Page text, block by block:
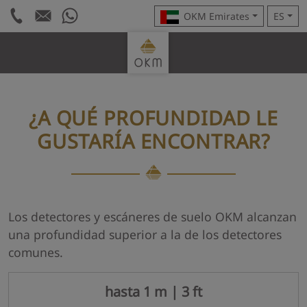
OKM Emirates ES
¿A QUÉ PROFUNDIDAD LE
GUSTARÍA ENCONTRAR?
Los detectores y escáneres de suelo OKM alcanzan
una profundidad superior a la de los detectores
comunes.
hasta 1 m | 3 ft